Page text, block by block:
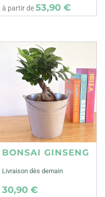
à partir de53,90 €
BONSAI GINSENG
Livraison dès demain
30,90 €